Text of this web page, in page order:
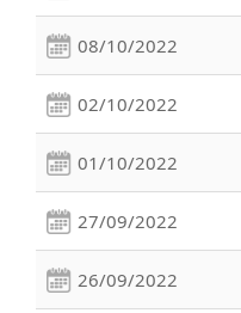
08/10/2022
02/10/2022
01/10/2022
27/09/2022
26/09/2022